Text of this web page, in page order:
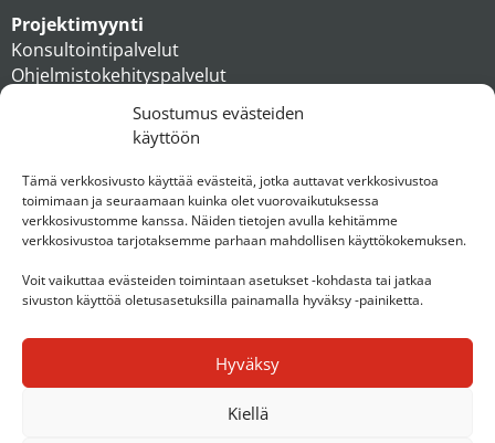
Suostumus evästeiden
käyttöön
Tämä verkkosivusto käyttää evästeitä, jotka auttavat verkkosivustoa
toimimaan ja seuraamaan kuinka olet vuorovaikutuksessa
verkkosivustomme kanssa. Näiden tietojen avulla kehitämme
verkkosivustoa tarjotaksemme parhaan mahdollisen käyttökokemuksen.
Voit vaikuttaa evästeiden toimintaan asetukset -kohdasta tai jatkaa
sivuston käyttöä oletusasetuksilla painamalla hyväksy -painiketta.
Hyväksy
Kiellä
Projektimyynti
Konsultointipalvelut
Ohjelmistokehityspalvelut
Ihmiset
Konserni
Ota yhteyttä